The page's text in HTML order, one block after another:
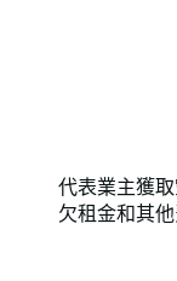
代表業主獲
欠租金和其